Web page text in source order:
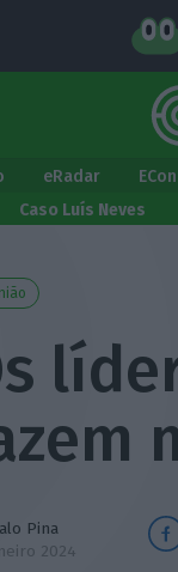
eRadar
Caso Luís Neves
Pina
2024